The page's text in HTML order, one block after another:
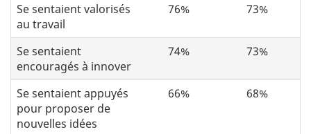
Se sentaient valorisés
au travail
76% 73%
Se sentaient
encouragés à innover
74% 73%
Se sentaient appuyés
pour proposer de
nouvelles idées
66% 68%